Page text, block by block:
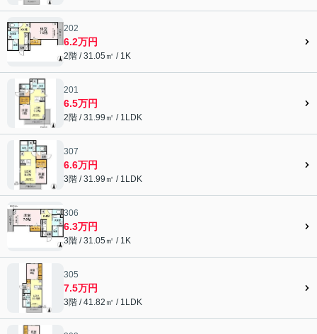
202
6.2万円
2階 / 31.05㎡ / 1K
201
6.5万円
2階 / 31.99㎡ / 1LDK
307
6.6万円
3階 / 31.99㎡ / 1LDK
306
6.3万円
3階 / 31.05㎡ / 1K
305
7.5万円
3階 / 41.82㎡ / 1LDK